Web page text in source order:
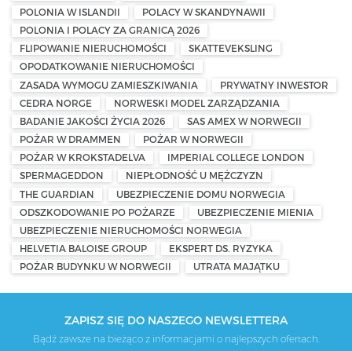
POLONIA W ISLANDII
POLACY W SKANDYNAWII
POLONIA I POLACY ZA GRANICĄ 2026
FLIPOWANIE NIERUCHOMOŚCI
SKATTEVEKSLING
OPODATKOWANIE NIERUCHOMOŚCI
ZASADA WYMOGU ZAMIESZKIWANIA
PRYWATNY INWESTOR
CEDRA NORGE
NORWESKI MODEL ZARZĄDZANIA
BADANIE JAKOŚCI ŻYCIA 2026
SAS AMEX W NORWEGII
POŻAR W DRAMMEN
POŻAR W NORWEGII
POŻAR W KROKSTADELVA
IMPERIAL COLLEGE LONDON
SPERMAGEDDON
NIEPŁODNOŚĆ U MĘŻCZYZN
THE GUARDIAN
UBEZPIECZENIE DOMU NORWEGIA
ODSZKODOWANIE PO POŻARZE
UBEZPIECZENIE MIENIA
UBEZPIECZENIE NIERUCHOMOŚCI NORWEGIA
HELVETIA BALOISE GROUP
EKSPERT DS. RYZYKA
POŻAR BUDYNKU W NORWEGII
UTRATA MAJĄTKU
ZAPISZ SIĘ DO NASZEGO NEWSLETTERA
Bądź zawsze na bieżąco z informacjami o najlepszych ofertach.